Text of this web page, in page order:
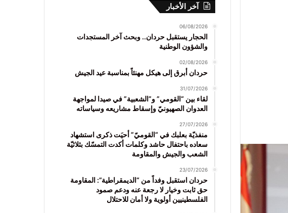
آخر الأخبار
06/08/2026
الحجار يستقبل حردان.. وبحث آخر المستجدات
والشؤون الوطنية
02/08/2026
حردان أبرق إلى هيكل مهنئاً بمناسبة عيد الجيش
31/07/2026
لقاء بين “القومي” و”الشعبية” في صيدا لمواجهة
العدوان الصهيونيّ وإسقاط مشاريعه وسياساته
27/07/2026
منفذيّة بعلبك في “القوميّ” أحيَت ذكرى استشهاد
سعاده باحتفال حاشد وكلمات أكدت التمسّك بثلاثيّة
الشعب والجيش والمقاومة
23/07/2026
حردان استقبل وفداً من “الديمقراطية”: المقاومة
حق ثابت وخيار لا رجعة عنه ودعم صمود
الفلسطينيين أولوية ولا أمان للاحتلال